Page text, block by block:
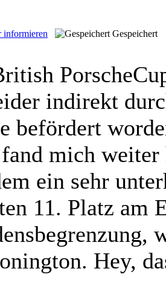
informieren Gespeichert
indirekt
befördert
mich weiter
ein sehr
11. Platz am
Hey,